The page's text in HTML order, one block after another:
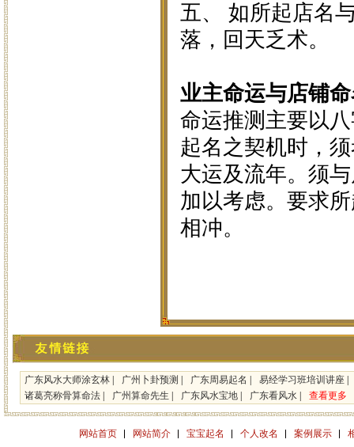
五、 如所起店名
落，回天乏术。
业主命运与店铺
命运推测主要以
起名之契机时，
大运及流年。须
加以考虑。要求
相冲。
广东风水大师涂玄林 广州卜卦预测 广东周易起名 易经学习班培训讲座
诸葛亮称骨算命法
广州算命先生 广东风水宝地 广东看风水 查看更多
网站首页 网站简介 宝宝起名 个人改名 案例展示